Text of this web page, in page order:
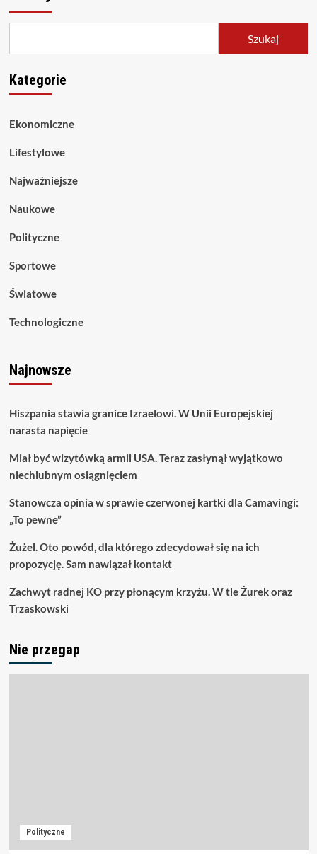
Szukaj
Kategorie
Ekonomiczne
Lifestylowe
Najważniejsze
Naukowe
Polityczne
Sportowe
Światowe
Technologiczne
Najnowsze
Hiszpania stawia granice Izraelowi. W Unii Europejskiej
narasta napięcie
Miał być wizytówką armii USA. Teraz zasłynął wyjątkowo
niechlubnym osiągnięciem
Stanowcza opinia w sprawie czerwonej kartki dla Camavingi:
„To pewne”
Żużel. Oto powód, dla którego zdecydował się na ich
propozycję. Sam nawiązał kontakt
Zachwyt radnej KO przy płonącym krzyżu. W tle Żurek oraz
Trzaskowski
Nie przegap
Polityczne